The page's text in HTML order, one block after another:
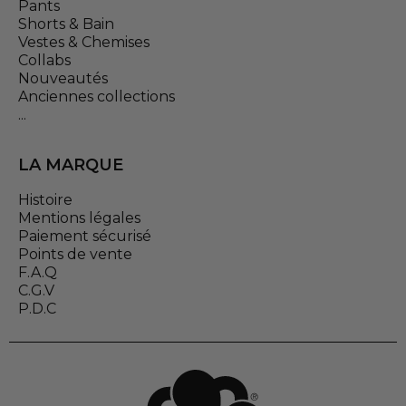
Pants
Shorts & Bain
Vestes & Chemises
Collabs
Nouveautés
Anciennes collections
...
LA MARQUE
Histoire
Mentions légales
Paiement sécurisé
Points de vente
F.A.Q
C.G.V
P.D.C